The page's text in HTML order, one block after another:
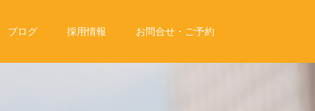
ブログ 採用情報 お問合せ・ご予約